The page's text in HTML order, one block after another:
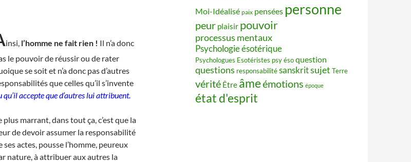
insi, l’homme ne fait rien ! Il n’a donc
le pouvoir de réussir ou de rater
se soit et n’a donc pas d’autres
que celles qu’il s’invente
qu’il accepte que d’autres lui attribuent.
plus marrant, dans tout ça, c’est que la
de devoir assumer la responsabilité
ses actes, pousse l’homme, peureux
nature, à attribuer aux autres la
Moi-Idéalisé paix pensées personne
peur plaisir pouvoir
processus mentaux
Psychologie ésotérique
Psychologues Esotéristes psy ésoquestion
questions responsabilitésanskritsujet Terre
vérité Être âmeémotions époque
état d'esprit